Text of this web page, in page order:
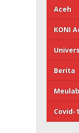
Aceh
KONI
Berita
Covid-